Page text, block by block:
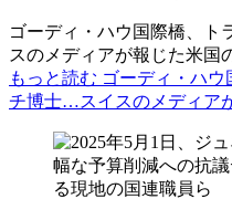
ゴーディ・ハウ国際橋、
スのメディアが報じた米国
もっと読む ゴーディ・ハ
チ博士…スイスのメディア